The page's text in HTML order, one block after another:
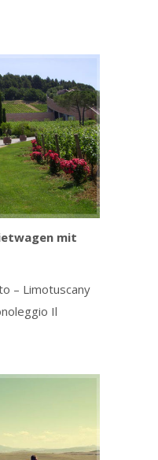
mit
– Limotuscany
Il